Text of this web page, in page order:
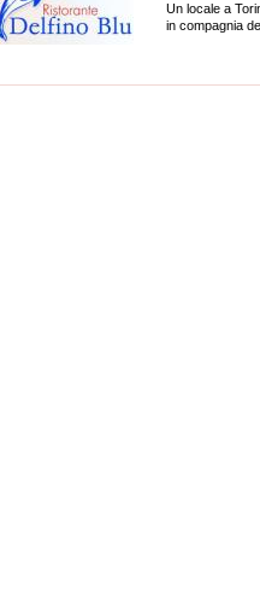
Un locale a
in compagnia